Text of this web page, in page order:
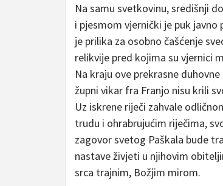
Na samu svetkovinu, središnji
i pjesmom vjernički je puk
je prilika za osobno čašćenje
relikvije pred kojima su vjernici
Na kraju ove prekrasne
župni vikar fra Franjo nisu krili
Uz iskrene riječi zahvale
trudu i ohrabrujućim riječima,
zagovor svetog Paškala bude
nastave živjeti u njihovim
srca trajnim, Božjim mirom.